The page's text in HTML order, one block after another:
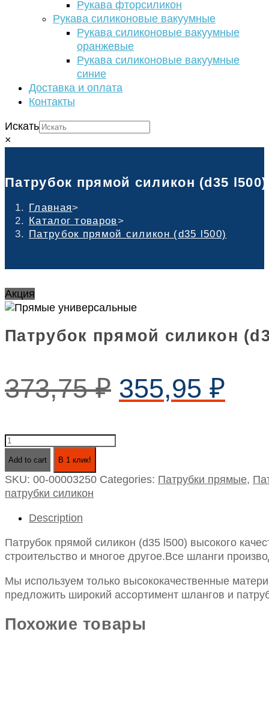
Рукава фторсиликон
Рукава силиконовые вакуумные
Рукава силиконовые вакуумные
оранжевые
Рукава силиконовые вакуумные
синие
Доставка и оплата
Контакты
Искать
×
Патрубок прямой силикон (d35 l500)
Главная>
Каталог товаров>
Патрубок прямой силикон (d35 l500)
Акция
Патрубок прямой силикон
373,75₽ 355,95 ₽
Патрубок
(d35
l500)
Add to cart В 1 клик!
SKU: 00-00003250 Categories: Патрубки прямые,
патрубки силикон
Description
Патрубок прямой силикон (d35 l500) высокого
строительство и многое другое.Все шланги
Мы используем только высококачественные
предложить широкий ассортимент шлангов и
Похожие товары